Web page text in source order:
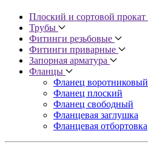
Плоский и сортовой прокат
Трубы
Фитинги резьбовые
Фитинги приварные
Запорная арматура
Фланцы
Фланец воротниковый
Фланец плоский
Фланец свободный
Фланцевая заглушка
Фланцевая отбортовка